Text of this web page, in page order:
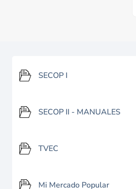
SECOP I
SECOP II - MANUALES
TVEC
Mi Mercado Popular